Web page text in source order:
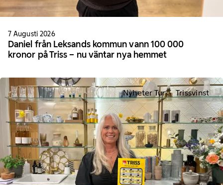
7 Augusti 2026
Daniel från Leksands kommun vann 100 000
kronor på Triss – nu väntar nya hemmet
Nyheter Tur Trissvinst